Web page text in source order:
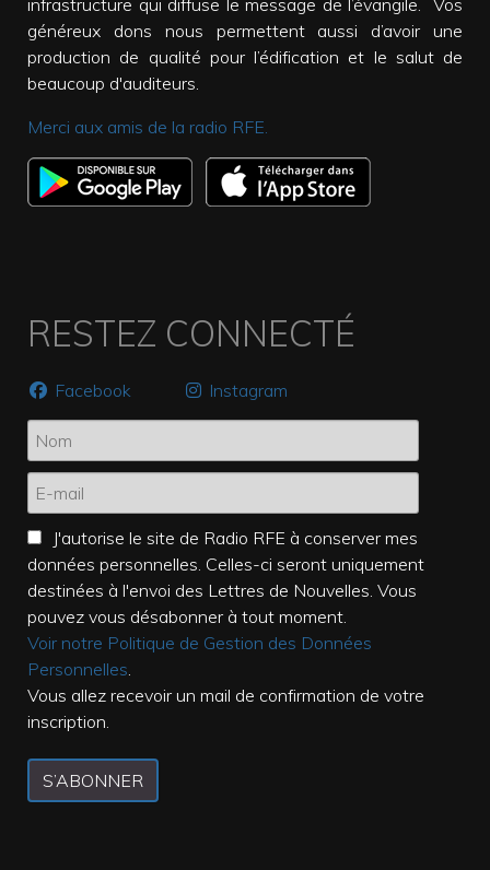
infrastructure qui diffuse le message de l’évangile. Vos
généreux dons nous permettent aussi d’avoir une
production de qualité pour l’édification et le salut de
beaucoup d'auditeurs.
Merci aux amis de la radio RFE.
RESTEZ CONNECTÉ
Facebook Instagram
J'autorise le site de Radio RFE à conserver mes
données personnelles. Celles-ci seront uniquement
destinées à l'envoi des Lettres de Nouvelles. Vous
pouvez vous désabonner à tout moment.
Voir notre Politique de Gestion des Données
Personnelles.
Vous allez recevoir un mail de confirmation de votre
inscription.
S’ABONNER